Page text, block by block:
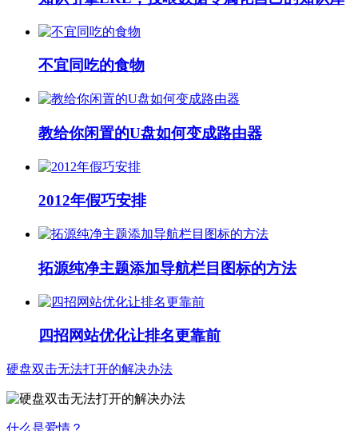
不宜同吃的食物
教给你闲置的U盘如何变成路由器
2012年假巧安排
拓源纯净主题添加导航栏目图标的方法
四招网站优化让排名更靠前
硬盘双击无法打开的解决办法
什么是爱情？